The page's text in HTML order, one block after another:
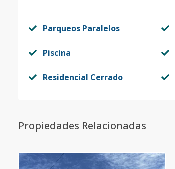
Parqueos Paralelos
Piscina
Residencial Cerrado
Propiedades Relacionadas